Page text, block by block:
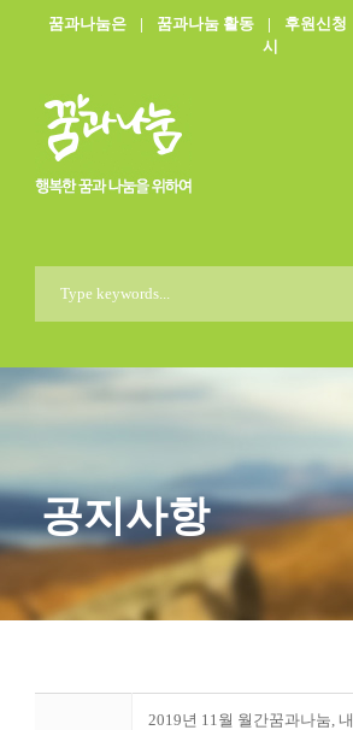
꿈과나눔은 | 꿈과나눔 활동 | 후원신청
시
공지사항
2019년 11월 월간꿈과나눔,